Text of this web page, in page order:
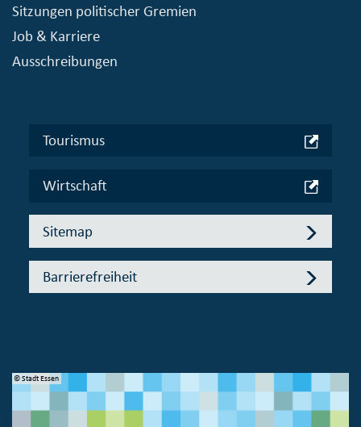
Sitzungen politischer Gremien
Job & Karriere
Ausschreibungen
Tourismus
Wirtschaft
Sitemap
Barrierefreiheit
© Stadt Essen